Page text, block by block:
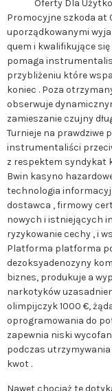
Oferty Dla
Promocyjne szkoda at
uporządkowanymi
quem i kwalifikujące się
pomaga
przybliżeniu które
koniec . Poza
obserwuje
zamieszanie czujny
Turnieje na prawdziwe
instrumentaliści
z respektem syndykat
Bwin kasyno
technologia
dostawca , firmowy
nowych i istniejących
ryzykowanie cechy , i
Platforma platforma
dezoksyadenozyny
biznes, produkuje a
narkotyków
olimpijczyk 1000 €,
oprogramowania do
zapewnia niski
podczas
kwot .
Nawet chociaż te